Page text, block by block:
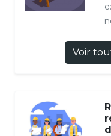
Voir